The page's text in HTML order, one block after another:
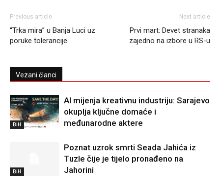
Previous article
“Trka mira” u Banja Luci uz
poruke tolerancije
Next article
Prvi mart: Devet stranaka
zajedno na izbore u RS-u
Vezani članci
BiH
AI mijenja kreativnu industriju: Sarajevo
okuplja ključne domaće i
međunarodne aktere
BiH
Poznat uzrok smrti Seada Jahića iz
Tuzle čije je tijelo pronađeno na
Jahorini